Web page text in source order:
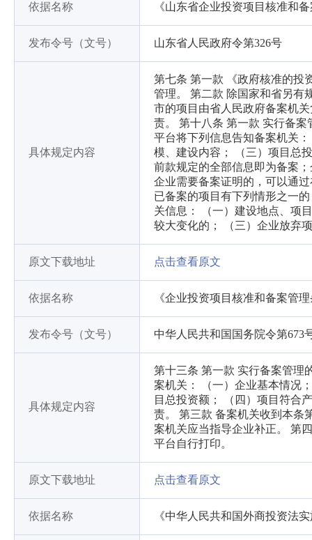
依据名称 《山东省企业投资项目核准和
发布令号（文号） 山东省人民政府令第326号
具体规定内容
第七条 第一款 《政府核准的投
管理。 第二款 除国家和省另有
市的项目由省人民政府备案机
责。 第十八条 第一款 实行备
平台将下列信息告知备案机关
模、建设内容； （三）项目总
前款规定的全部信息即为备案
企业需要备案证明的，可以通
已备案的项目有下列情形之一
关信息： （一）建设地点、项
较大变化的； （三）企业放弃
原文下载地址 点击查看原文
依据名称 《企业投资项目核准和备案管
发布令号（文号） 中华人民共和国国务院令第673
具体规定内容
第十三条 第一款 实行备案管理
案机关： （一）企业基本情况
目总投资额； （四）项目符合
责。 第三款 备案机关收到本条
案机关应当指导企业补正。 第
平台自行打印。
原文下载地址 点击查看原文
依据名称 《中华人民共和国外商投资法